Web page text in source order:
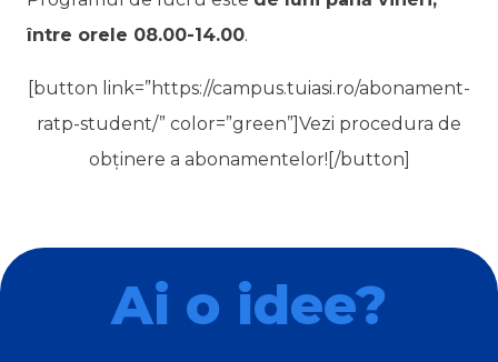
între orele 08.00-14.00.
[button link=”https://campus.tuiasi.ro/abonament-
ratp-student/” color=”green”]Vezi procedura de
obținere a abonamentelor![/button]
Ai o idee?